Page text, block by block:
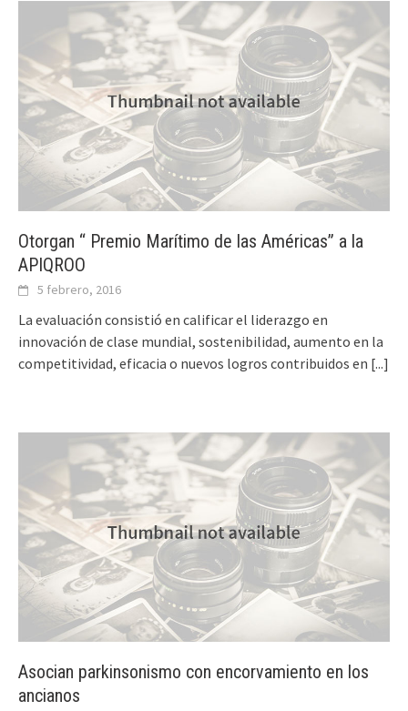
Otorgan “ Premio Marítimo de las Américas” a la
APIQROO
5 febrero, 2016
La evaluación consistió en calificar el liderazgo en
innovación de clase mundial, sostenibilidad, aumento en la
competitividad, eficacia o nuevos logros contribuidos en [...]
Asocian parkinsonismo con encorvamiento en los
ancianos